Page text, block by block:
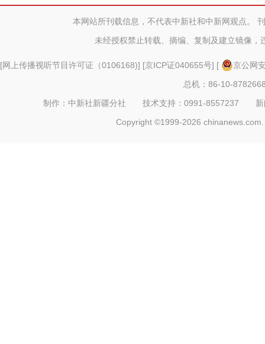
本网站所刊载信息，不代表中新社和中新网观点。
未经授权禁止转载、摘编、复制及建立镜像，
[网上传播视听节目许可证（0106168)] [京ICP证040655号] [
京公网
总机：86-10-
制作：中新社新疆分社 技术支持：0991-8557237
Copyright ©1999-2026